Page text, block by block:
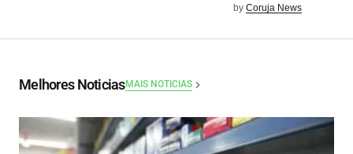
by Coruja News
Melhores NoticiasMAIS NOTICIAS